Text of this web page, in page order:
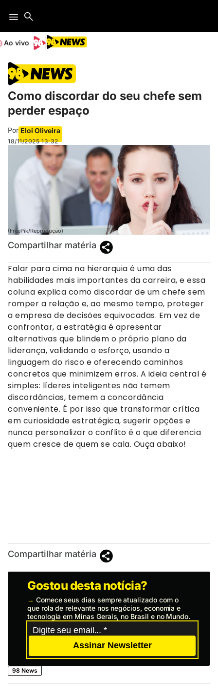
Ao vivo
Como discordar do seu chefe sem
perder espaço
Por Eloi Oliveira
18/11/2025 13:32
(FreePik/Reprodução)
Compartilhar matéria
Falar para cima na hierarquia é uma das
habilidades mais importantes da carreira, e essa
coluna explica como discordar de um chefe sem
romper a relação e, ao mesmo tempo, proteger
a empresa de decisões equivocadas. Em vez de
confrontar, a estratégia é apresentar
alternativas que blindem o próprio plano da
liderança, validando o esforço, usando a
linguagem do risco e oferecendo caminhos
concretos que minimizem erros. A ideia central é
simples: líderes inteligentes não temem
discordâncias, temem a concordância
conveniente. É por isso que transformar crítica
em curiosidade estratégica, sugerir opções e
nunca personalizar o conflito é o que diferencia
quem cresce de quem se cala. Ouça abaixo!
Compartilhar matéria
Gostou desta notícia?
→ Comece seus dias sempre atualizado com o
que rola de relevante nos negócios, economia e
tecnologia em Minas Gerais, no Brasil e no Mundo.
Assinar Newsletter
98 News